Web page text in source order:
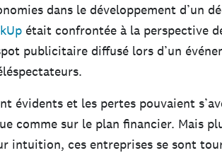
dans le développement d’un
était confrontée à la perspective
publicitaire diffusé lors d’un
évidents et les pertes pouvaient
comme sur le plan financier. Mais
intuition, ces entreprises se sont